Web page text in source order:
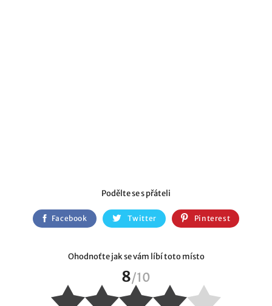
Ohodnoťte jak se vám líbí toto místo
8/10
Podělte se s přáteli
Facebook Twitter Pinterest